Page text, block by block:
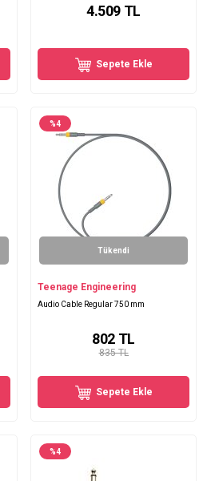
4.509 TL
Sepete Ekle
%4
Tükendi
Teenage Engineering
Audio Cable Regular 750 mm
835 TL
802 TL
Sepete Ekle
%4